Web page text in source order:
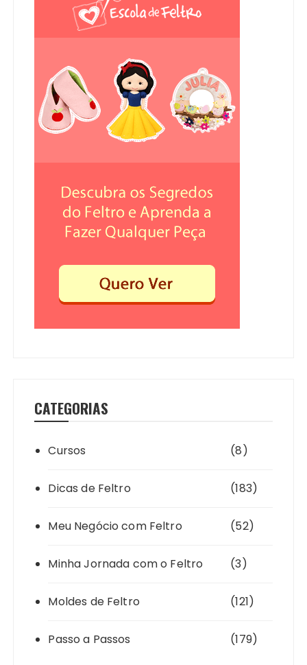
CATEGORIAS
Cursos (8)
Dicas de Feltro (183)
Meu Negócio com Feltro (52)
Minha Jornada com o Feltro (3)
Moldes de Feltro (121)
Passo a Passos (179)